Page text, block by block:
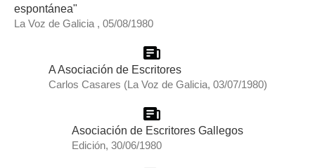
espontánea"
La Voz de Galicia , 05/08/1980
A Asociación de Escritores
Carlos Casares (La Voz de Galicia, 03/07/1980)
Asociación de Escritores Gallegos
Edición, 30/06/1980